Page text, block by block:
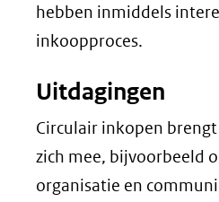
hebben inmiddels
inkoopproces.
Uitdagingen
Circulair inkopen
zich mee, bijvoorbeeld
organisatie en